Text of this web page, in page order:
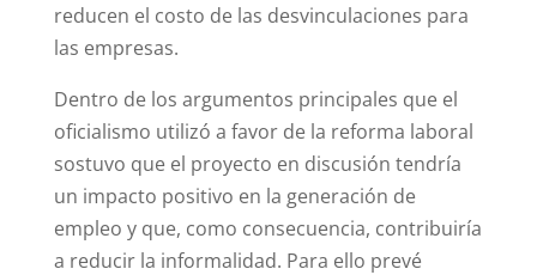
reducen el costo de las desvinculaciones para
las empresas.
Dentro de los argumentos principales que el
oficialismo utilizó a favor de la reforma laboral
sostuvo que el proyecto en discusión tendría
un impacto positivo en la generación de
empleo y que, como consecuencia, contribuiría
a reducir la informalidad. Para ello prevé